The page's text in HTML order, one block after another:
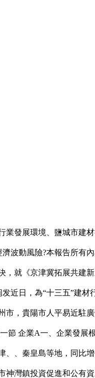
展環境、鹽城市建
波動風險?本報告所
就《京津冀拓展共建
近日，為“十三五”建
，貴陽市人平易近駐
節 企業A一、企業發
、秦皇島等地，同比
灣鎮投資促進和公有